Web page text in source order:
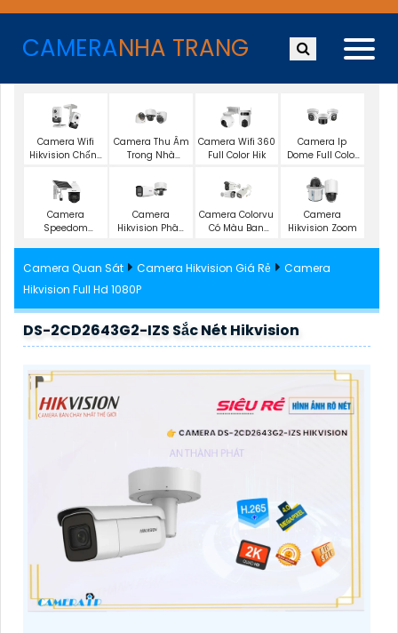
CAMERANHA TRANG
Camera Wifi
Hikvision Chống
Camera Thu Âm
Trong Nhà
Camera Wifi 360
Full Color Hik
Camera Ip
Dome Full Color
Camera
Speedom
Camera
Hikvision Phân
Camera Colorvu
Có Màu Ban
Camera
Hikvision Zoom
Camera Quan Sát Camera Hikvision Giá Rẻ
Camera
Hikvision Full Hd 1080P
DS-2CD2643G2-IZS Sắc Nét Hikvision